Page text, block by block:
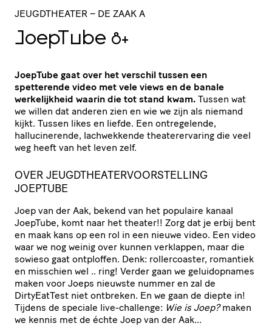
JEUGDTHEATER – DE ZAAK A
JoepTube 8+
JoepTube gaat over het verschil tussen een
spetterende video met vele views en de banale
werkelijkheid waarin die tot stand kwam. Tussen wat
we willen dat anderen zien en wie we zijn als niemand
kijkt. Tussen likes en liefde. Een ontregelende,
hallucinerende, lachwekkende theaterervaring die veel
weg heeft van het leven zelf.
OVER JEUGDTHEATERVOORSTELLING
JOEPTUBE
Joep van der Aak, bekend van het populaire kanaal
JoepTube, komt naar het theater!! Zorg dat je erbij bent
en maak kans op een rol in een nieuwe video. Een video
waar we nog weinig over kunnen verklappen, maar die
sowieso gaat ontploffen. Denk: rollercoaster, romantiek
en misschien wel .. ring! Verder gaan we geluidopnames
maken voor Joeps nieuwste nummer en zal de
DirtyEatTest niet ontbreken. En we gaan de diepte in!
Tijdens de speciale live-challenge: Wie is Joep?maken
we kennis met de échte Joep van der Aak…